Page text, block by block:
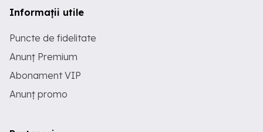
Informații utile
Puncte de fidelitate
Anunț Premium
Abonament VIP
Anunț promo